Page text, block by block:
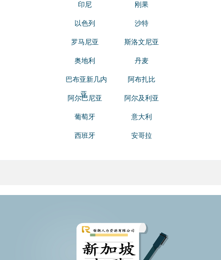
印尼 刚果
以色列 沙特
罗马尼亚 斯洛文尼亚
奥地利 丹麦
巴布亚新几内
亚
阿布扎比
阿尔巴尼亚 阿尔及利亚
葡萄牙 意大利
西班牙 安哥拉